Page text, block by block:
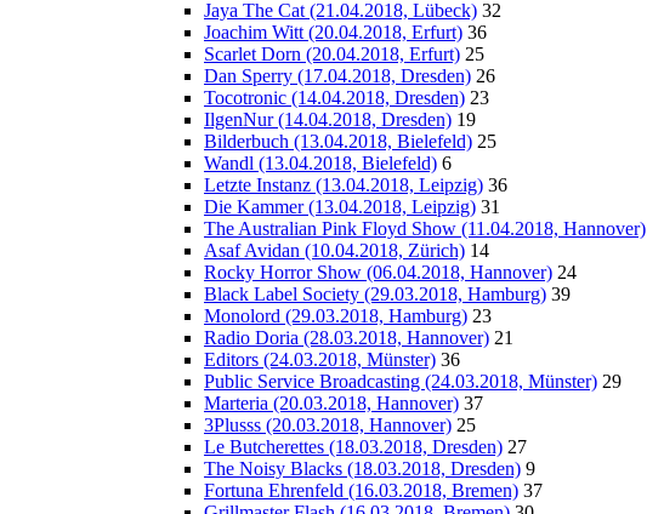
Jaya The Cat (21.04.2018, Lübeck) 32
Joachim Witt (20.04.2018, Erfurt) 36
Scarlet Dorn (20.04.2018, Erfurt) 25
Dan Sperry (17.04.2018, Dresden) 26
Tocotronic (14.04.2018, Dresden) 23
IlgenNur (14.04.2018, Dresden) 19
Bilderbuch (13.04.2018, Bielefeld) 25
Wandl (13.04.2018, Bielefeld) 6
Letzte Instanz (13.04.2018, Leipzig) 36
Die Kammer (13.04.2018, Leipzig) 31
The Australian Pink Floyd Show (11.04.2018, Hannover)
Asaf Avidan (10.04.2018, Zürich) 14
Rocky Horror Show (06.04.2018, Hannover) 24
Black Label Society (29.03.2018, Hamburg) 39
Monolord (29.03.2018, Hamburg) 23
Radio Doria (28.03.2018, Hannover) 21
Editors (24.03.2018, Münster) 36
Public Service Broadcasting (24.03.2018, Münster) 29
Marteria (20.03.2018, Hannover) 37
3Plusss (20.03.2018, Hannover) 25
Le Butcherettes (18.03.2018, Dresden) 27
The Noisy Blacks (18.03.2018, Dresden) 9
Fortuna Ehrenfeld (16.03.2018, Bremen) 37